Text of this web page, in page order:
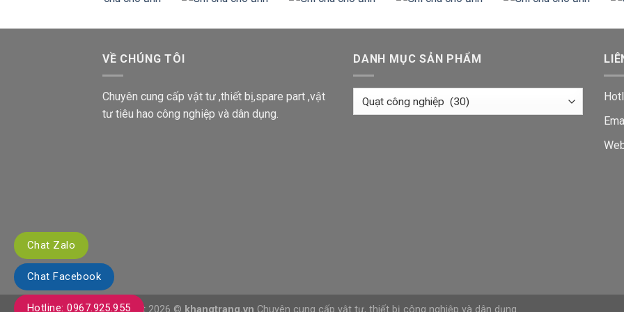
VỀ CHÚNG TÔI
Chuyên cung cấp vật tư ,thiết bị,spare part ,vật
tư tiêu hao công nghiệp và dân dụng.
DANH MỤC SẢN PHẨM
Copyright 2026 © khangtrang.vn Chuyên cung cấp vật tư, thiết bị công nghiệp và dân dụng
Chat Zalo
Chat Facebook
Hotline: 0967.925.955